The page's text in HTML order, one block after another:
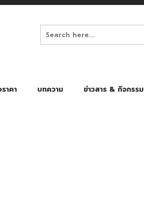
าคา บทความ ข่าวสาร & กิจกรรม